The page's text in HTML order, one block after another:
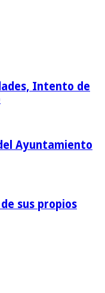
Intento de
Ayuntamiento
sus propios